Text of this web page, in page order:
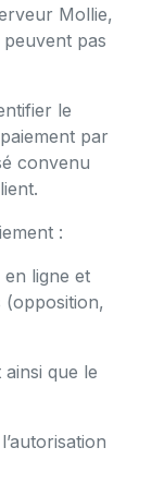
Mollie,
pas
le
par
convenu
:
en ligne et
(opposition,
que le